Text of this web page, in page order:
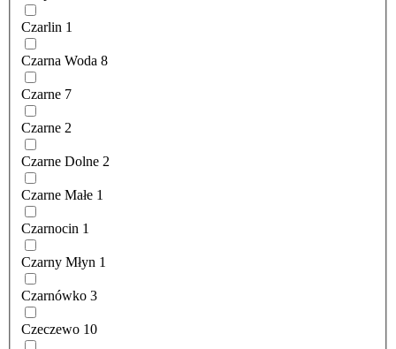
Czarlin 1
Czarna Woda 8
Czarne 7
Czarne 2
Czarne Dolne 2
Czarne Małe 1
Czarnocin 1
Czarny Młyn 1
Czarnówko 3
Czeczewo 10